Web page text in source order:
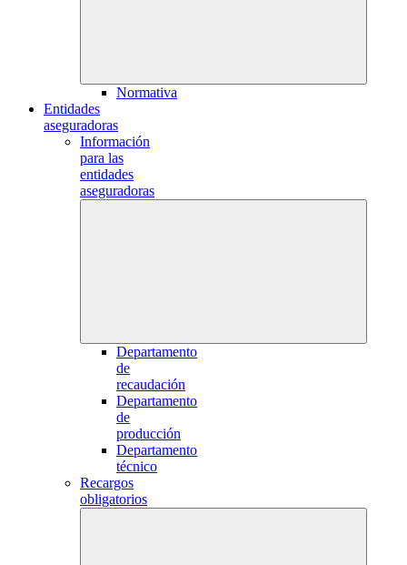
Normativa
Entidades
aseguradoras
Información
para las
entidades
aseguradoras
Departamento
de
recaudación
Departamento
de
producción
Departamento
técnico
Recargos
obligatorios